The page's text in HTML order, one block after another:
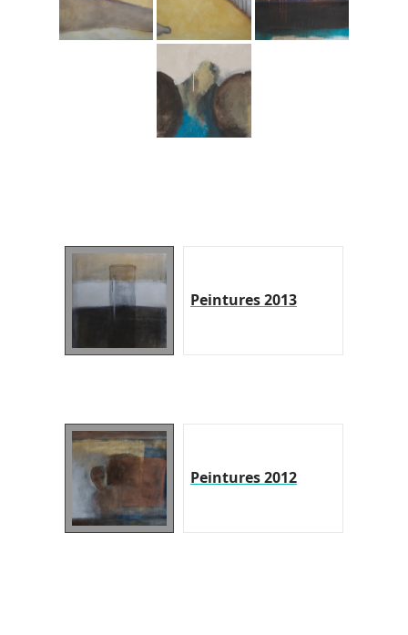
Peintures 2013
Peintures 2012